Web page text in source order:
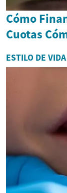
Cómo
Cuotas
ESTILO DE VIDA